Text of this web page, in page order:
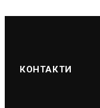
КОНТАКТИ